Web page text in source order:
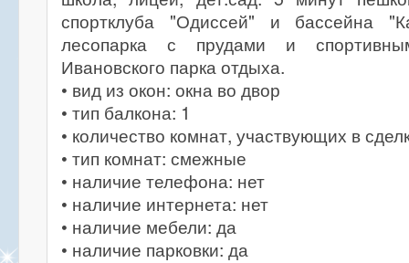
спортклуба "Одиссей" и бассейна
лесопарка с прудами и
Ивановского парка отдыха.
• вид из окон: окна во двор
• тип балкона: 1
• количество комнат, участвующих в
• тип комнат: смежные
• наличие телефона: нет
• наличие интернета: нет
• наличие мебели: да
• наличие парковки: да